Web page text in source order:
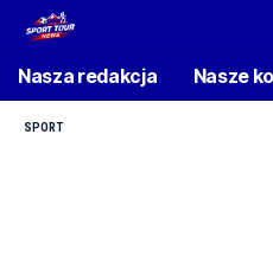
Nasza redakcja Nasze
SPORT